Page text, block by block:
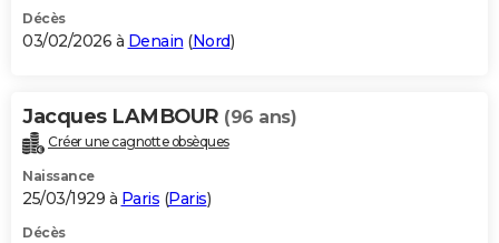
S'inscrire
Se connecter
Lycées
Collèges
Primaires
Universités
Entreprises
Service militaire
Avis de recherche
AVIS DE DÉCÈS
Bricolage
Lifestyle
Culture
Sport
Auto
Television
Voyage
Cinema
Décès
03/02/2026 à Denain (Nord)
Jacques LAMBOUR (96 ans)
Créer une cagnotte obsèques
Naissance
25/03/1929 à Paris (Paris)
Décès